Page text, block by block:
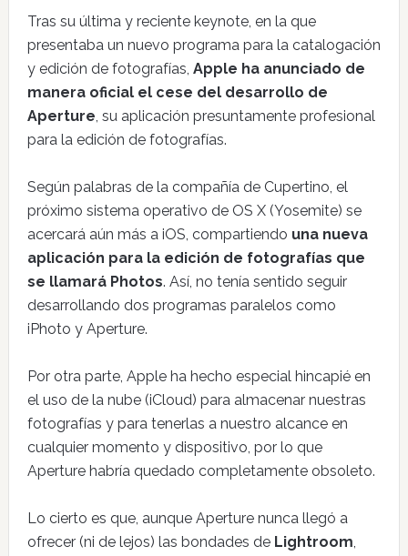
Tras su última y reciente keynote, en la que
presentaba un nuevo programa para la catalogación
y edición de fotografías, Apple ha anunciado de
manera oficial el cese del desarrollo de
Aperture, su aplicación presuntamente profesional
para la edición de fotografías.
Según palabras de la compañía de Cupertino, el
próximo sistema operativo de OS X (Yosemite) se
acercará aún más a iOS, compartiendo una nueva
aplicación para la edición de fotografías que
se llamará Photos. Así, no tenía sentido seguir
desarrollando dos programas paralelos como
iPhoto y Aperture.
Por otra parte, Apple ha hecho especial hincapié en
el uso de la nube (iCloud) para almacenar nuestras
fotografías y para tenerlas a nuestro alcance en
cualquier momento y dispositivo, por lo que
Aperture habría quedado completamente obsoleto.
Lo cierto es que, aunque Aperture nunca llegó a
ofrecer (ni de lejos) las bondades de Lightroom,